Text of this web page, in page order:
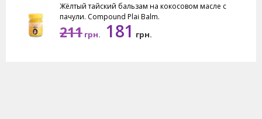
Жёлтый тайский бальзам на кокосовом масле с
пачули. Compound Plai Balm.
211 грн. 181 грн.